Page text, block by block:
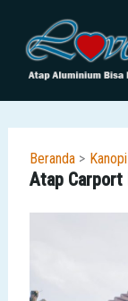
konten
Beranda Kanopi
Atap Carport